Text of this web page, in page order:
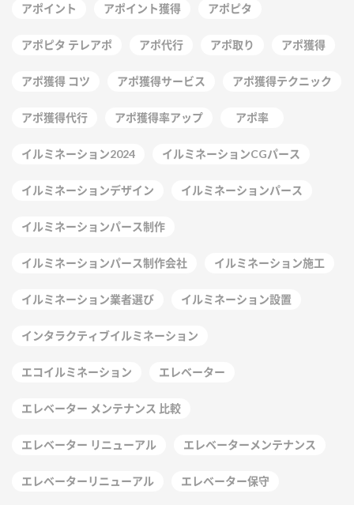
アポイント アポイント獲得 アポピタ
アポピタ テレアポ アポ代行 アポ取り アポ獲得
アポ獲得 コツ アポ獲得サービス アポ獲得テクニック
アポ獲得代行 アポ獲得率アップ アポ率
イルミネーション2024 イルミネーションCGパース
イルミネーションデザイン イルミネーションパース
イルミネーションパース制作
イルミネーションパース制作会社 イルミネーション施工
イルミネーション業者選び イルミネーション設置
インタラクティブイルミネーション
エコイルミネーション エレベーター
エレベーター メンテナンス 比較
エレベーター リニューアル エレベーターメンテナンス
エレベーターリニューアル エレベーター保守